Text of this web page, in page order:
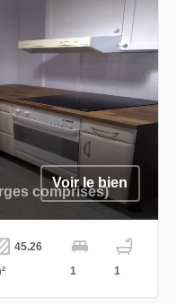
comprises)
Voir le bien
45.26
1 1